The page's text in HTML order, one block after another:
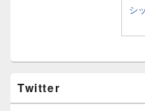
Twitter